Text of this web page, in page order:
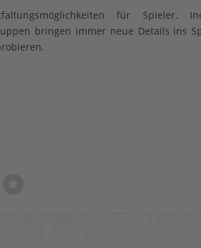
für Spieler.
bringen immer neue Details ins